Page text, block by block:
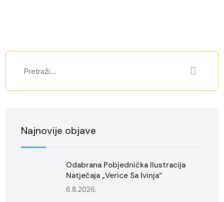
Najnovije objave
Odabrana Pobjednička Ilustracija
Natječaja „Verice Sa Ivinja“
6.8.2026.